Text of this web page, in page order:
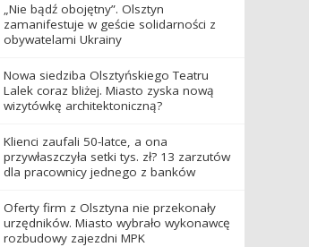
„Nie bądź obojętny”. Olsztyn
zamanifestuje w geście solidarności z
obywatelami Ukrainy
Nowa siedziba Olsztyńskiego Teatru
Lalek coraz bliżej. Miasto zyska nową
wizytówkę architektoniczną?
Klienci zaufali 50-latce, a ona
przywłaszczyła setki tys. zł? 13 zarzutów
dla pracownicy jednego z banków
Oferty firm z Olsztyna nie przekonały
urzędników. Miasto wybrało wykonawcę
rozbudowy zajezdni MPK